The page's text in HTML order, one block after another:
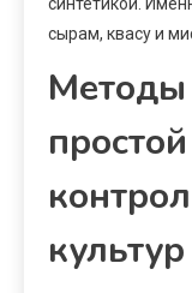
сырам, квасу и
Методы
культур